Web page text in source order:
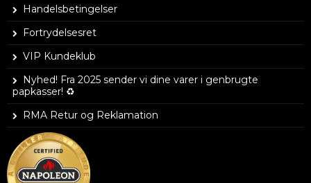
Handelsbetingelser
Fortrydelsesret
VIP Kundeklub
Nyhed! Fra 2025 sender vi dine varer i genbrugte
papkasser! ♻️
RMA Retur og Reklamation